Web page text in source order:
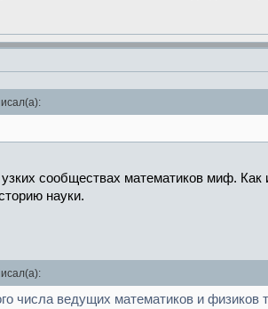
сообществах математиков миф.
науки.
числа ведущих математиков и физиков